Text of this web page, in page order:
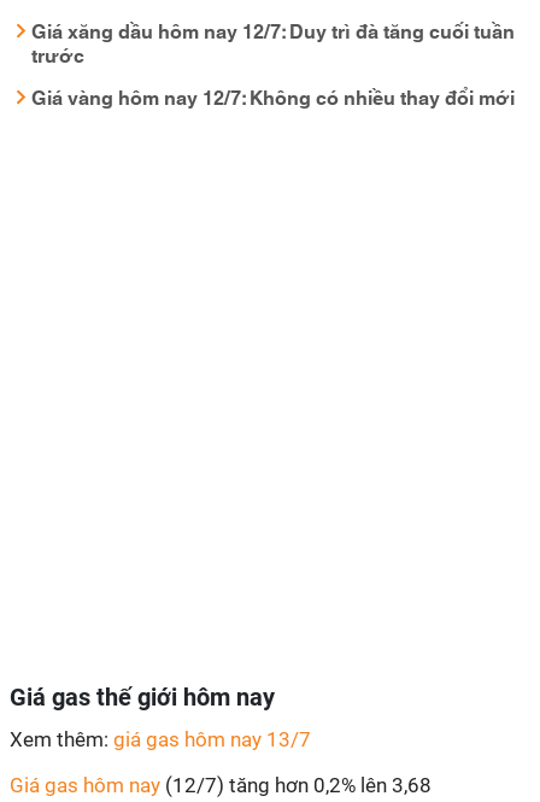
Giá xăng dầu hôm nay 12/7: Duy trì đà tăng cuối tuần
trước
Giá vàng hôm nay 12/7: Không có nhiều thay đổi mới
Giá gas thế giới hôm nay
Xem thêm: giá gas hôm nay 13/7
Giá gas hôm nay (12/7) tăng hơn 0,2% lên 3,68